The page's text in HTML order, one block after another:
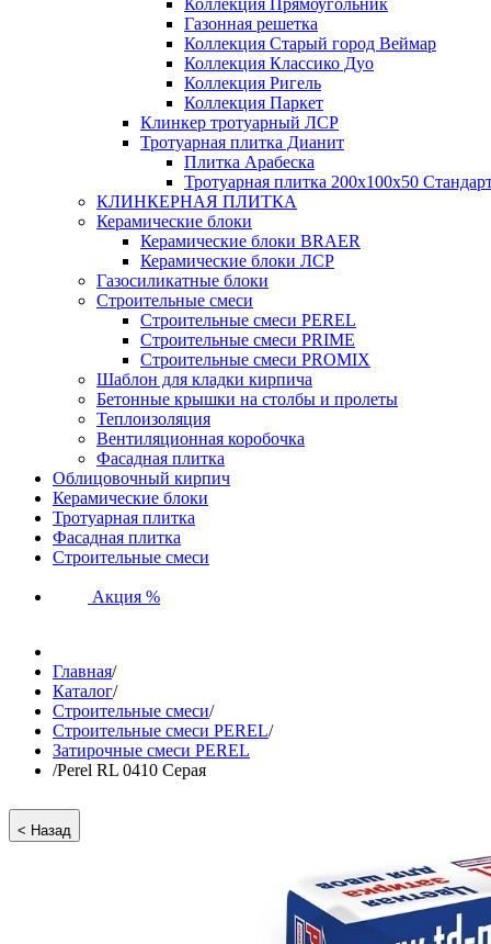
Коллекция Прямоугольник
Газонная решетка
Коллекция Старый город Веймар
Коллекция Классико Дуо
Коллекция Ригель
Коллекция Паркет
Клинкер тротуарный ЛСР
Тротуарная плитка Дианит
Плитка Арабеска
Тротуарная плитка 200х100х50
КЛИНКЕРНАЯ ПЛИТКА
Керамические блоки
Керамические блоки BRAER
Керамические блоки ЛСР
Газосиликатные блоки
Строительные смеси
Строительные смеси PEREL
Строительные смеси PRIME
Строительные смеси PROMIX
Шаблон для кладки кирпича
Бетонные крышки на столбы и пролеты
Теплоизоляция
Вентиляционная коробочка
Фасадная плитка
Облицовочный кирпич
Керамические блоки
Тротуарная плитка
Фасадная плитка
Строительные смеси
Акция %
Главная/
Каталог/
Строительные смеси/
Строительные смеси PEREL/
Затирочные смеси PEREL
/Perel RL 0410 Серая